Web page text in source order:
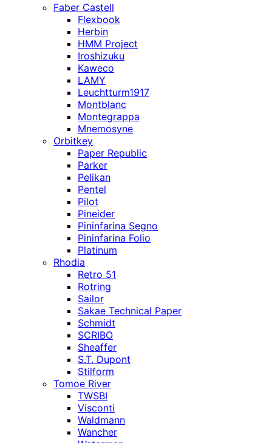
Faber Castell
Flexbook
Herbin
HMM Project
Iroshizuku
Kaweco
LAMY
Leuchtturm1917
Montblanc
Montegrappa
Mnemosyne
Orbitkey
Paper Republic
Parker
Pelikan
Pentel
Pilot
Pineider
Pininfarina Segno
Pininfarina Folio
Platinum
Rhodia
Retro 51
Rotring
Sailor
Sakae Technical Paper
Schmidt
SCRIBO
Sheaffer
S.T. Dupont
Stilform
Tomoe River
TWSBI
Visconti
Waldmann
Wancher